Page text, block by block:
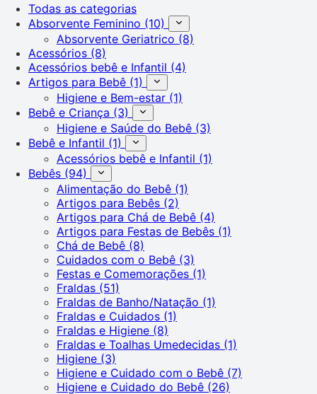
Todas as categorias
Absorvente Feminino (10)
Absorvente Geriatrico (8)
Acessórios (8)
Acessórios bebê e Infantil (4)
Artigos para Bebê (1)
Higiene e Bem-estar (1)
Bebê e Criança (3)
Higiene e Saúde do Bebê (3)
Bebê e Infantil (1)
Acessórios bebê e Infantil (1)
Bebês (94)
Alimentação do Bebê (1)
Artigos para Bebês (2)
Artigos para Chá de Bebê (4)
Artigos para Festas de Bebês (1)
Chá de Bebê (8)
Cuidados com o Bebê (3)
Festas e Comemorações (1)
Fraldas (51)
Fraldas de Banho/Natação (1)
Fraldas e Cuidados (1)
Fraldas e Higiene (8)
Fraldas e Toalhas Umedecidas (1)
Higiene (3)
Higiene e Cuidado com o Bebê (7)
Higiene e Cuidado do Bebê (26)